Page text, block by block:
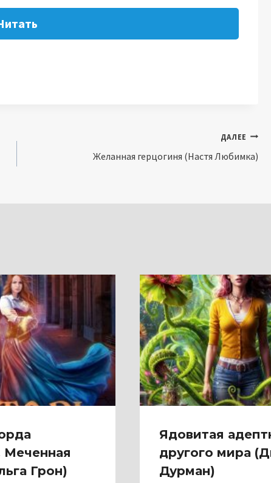
ДАЛЕЕ
Желанная герцогиня (Настя Любимка)
Меченная
Грон)
Ядовитая
другого мира
Дурман)